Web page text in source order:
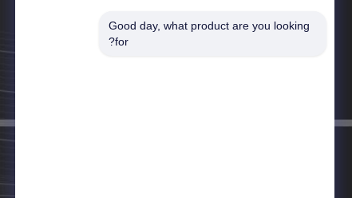
Good day, what product are you looking
for?